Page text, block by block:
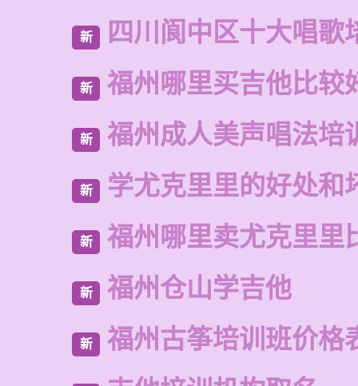
新 四川阆中区十大唱歌
新 福州哪里买吉他比较
新 福州成人美声唱法培
新 学尤克里里的好处和
新 福州哪里卖尤克里里
新 福州仓山学吉他
新 福州古筝培训班价格